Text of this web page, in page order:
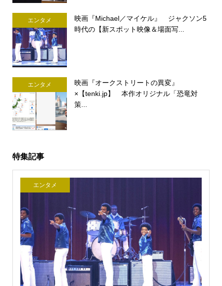
エンタメ
映画『Michael／マイケル』 ジャクソン5
時代の【新スポット映像＆場面写...
エンタメ
映画『オークストリートの異変』
×【tenki.jp】 本作オリジナル「恐竜対
策...
特集記事
エンタメ